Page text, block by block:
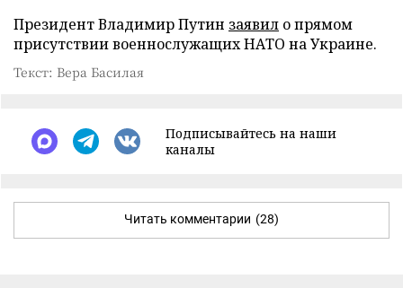
Президент Владимир Путин заявил о прямом
присутствии военнослужащих НАТО на Украине.
Текст: Вера Басилая
Подписывайтесь на наши
каналы
Читать комментарии (28)